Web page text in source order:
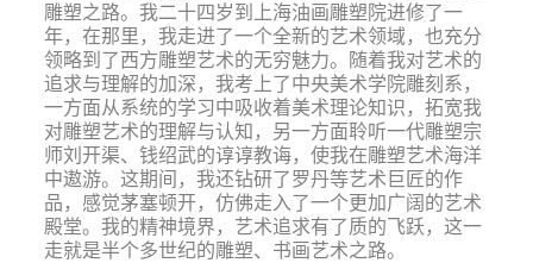
雕塑之路。我二十四岁到上海油画雕塑院进修了一
年，在那里，我走进了一个全新的艺术领域，也充分
领略到了西方雕塑艺术的无穷魅力。随着我对艺术的
追求与理解的加深，我考上了中央美术学院雕刻系，
一方面从系统的学习中吸收着美术理论知识，拓宽我
对雕塑艺术的理解与认知，另一方面聆听一代雕塑宗
师刘开渠、钱绍武的谆谆教诲，使我在雕塑艺术海洋
中遨游。这期间，我还钻研了罗丹等艺术巨匠的作
品，感觉茅塞顿开，仿佛走入了一个更加广阔的艺术
殿堂。我的精神境界，艺术追求有了质的飞跃，这一
走就是半个多世纪的雕塑、书画艺术之路。